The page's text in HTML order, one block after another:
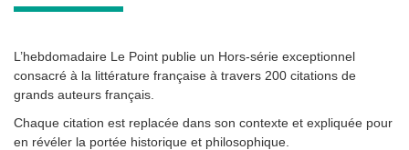
L’hebdomadaire Le Point publie un Hors-série exceptionnel
consacré à la littérature française à travers 200 citations de
grands auteurs français.
Chaque citation est replacée dans son contexte et expliquée pour
en révéler la portée historique et philosophique.